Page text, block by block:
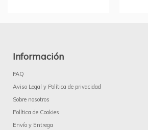
Información
FAQ
Aviso Legal y Política de privacidad
Sobre nosotros
Política de Cookies
Envío y Entrega